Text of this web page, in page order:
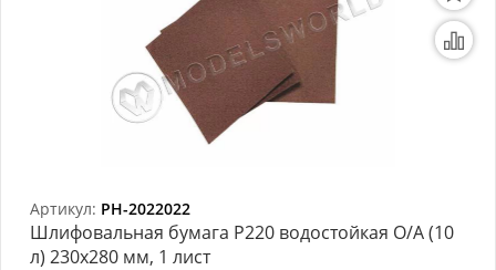
Артикул: PH-2022022
Шлифовальная бумага Р220 водостойкая О/А (10
л) 230х280 мм, 1 лист